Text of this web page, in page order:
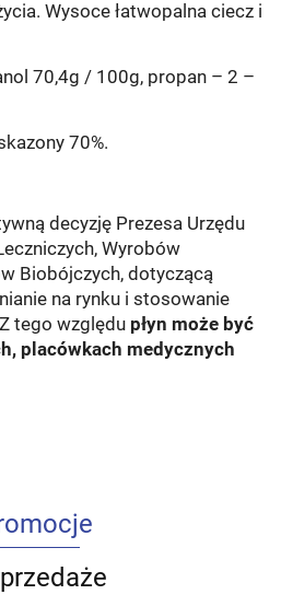
Wysoce łatwopalna ciecz i
70,4g / 100g, propan – 2 –
70%.
decyzję Prezesa Urzędu
Wyrobów
Biobójczych, dotyczącą
na rynku i stosowanie
tego względu płyn może być
placówkach medycznych